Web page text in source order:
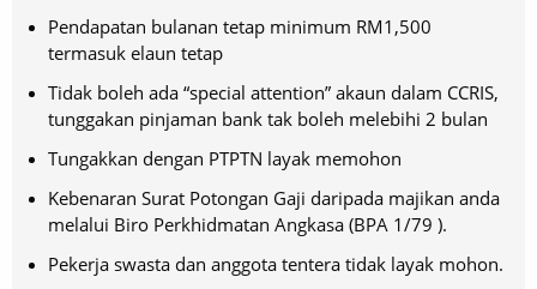
Pendapatan bulanan tetap minimum RM1,500
termasuk elaun tetap
Tidak boleh ada “special attention” akaun dalam CCRIS,
tunggakan pinjaman bank tak boleh melebihi 2 bulan
Tungakkan dengan PTPTN layak memohon
Kebenaran Surat Potongan Gaji daripada majikan anda
melalui Biro Perkhidmatan Angkasa (BPA 1/79 ).
Pekerja swasta dan anggota tentera tidak layak mohon.